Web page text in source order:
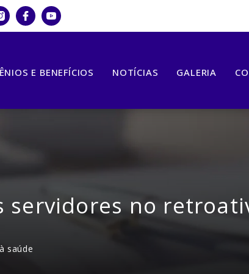
E BENEFÍCIOS NOTÍCIAS GALERIA
servidores no
saúde